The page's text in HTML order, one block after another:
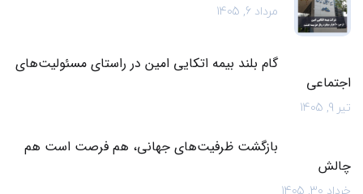
مرداد 6, 1405
گام بلند بیمه اتکایی امین در راستای مسئولیت‌های
اجتماعی
تیر 9, 1405
بازگشت ظرفیت‌های جهانی، هم فرصت است هم
چالش